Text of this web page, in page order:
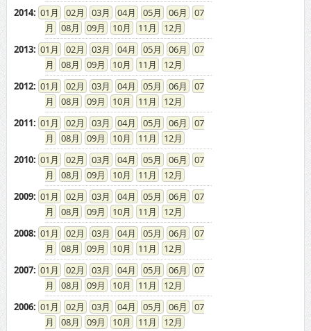
2013: 01 02 03 04 05 06
07
08
09 10 11
12
2012: 01 02 03 04 05 06
07
08
09 10 11
12
2011: 01 02 03 04 05 06
07
08
09 10 11
12
2010: 01 02 03 04 05 06
07
08
09 10 11
12
2009: 01 02 03 04 05 06
07
08
09 10 11
12
2008: 01 02 03 04 05 06
07
08
09 10 11
12
2007: 01 02 03 04 05 06
07
08
09 10 11
12
2006: 01 02 03 04 05 06
07
08
09 10 11
12
2005: 01 02 03 04 05 06
07
08
09 10 11
12